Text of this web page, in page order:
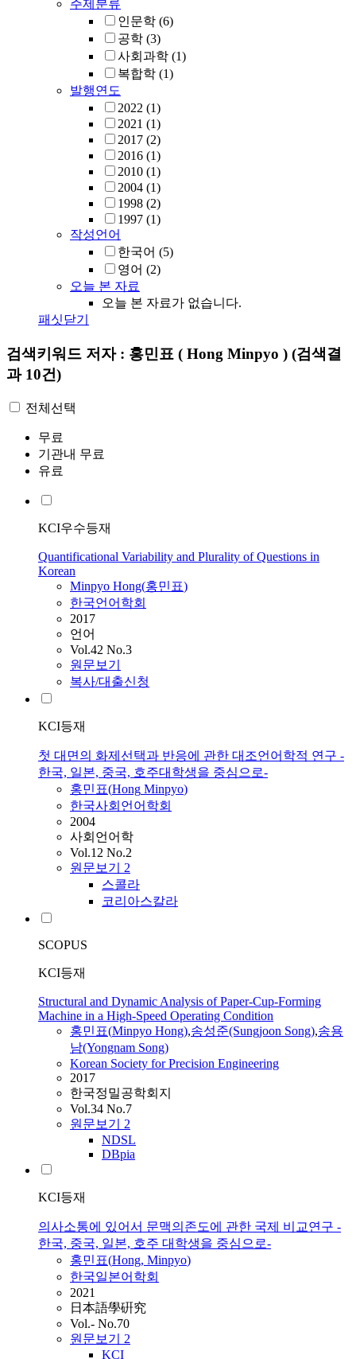
주제분류
인문학 (6)
공학 (3)
사회과학 (1)
복합학 (1)
발행연도
2022 (1)
2021 (1)
2017 (2)
2016 (1)
2010 (1)
2004 (1)
1998 (2)
1997 (1)
작성언어
한국어 (5)
영어 (2)
오늘 본 자료
오늘 본 자료가 없습니다.
패싯닫기
검색키워드 저자 : 홍민표 ( Hong Minpyo ) (검색결
과 10건)
전체선택
무료
기관내 무료
유료
KCI우수등재
Quantificational Variability and Plurality of Questions in
Korean
Minpyo Hong(홍민표)
한국언어학회
2017
언어
Vol.42 No.3
원문보기
복사/대출신청
KCI등재
첫 대면의 화제선택과 반응에 관한 대조언어학적 연구 -
한국, 일본, 중국, 호주대학생을 중심으로-
홍민표(Hong Minpyo)
한국사회언어학회
2004
사회언어학
Vol.12 No.2
원문보기 2
스콜라
코리아스칼라
SCOPUS
KCI등재
Structural and Dynamic Analysis of Paper-Cup-Forming
Machine in a High-Speed Operating Condition
홍민표(Minpyo Hong),송성준(Sungjoon Song),송용
남(Yongnam Song)
Korean Society for Precision Engineering
2017
한국정밀공학회지
Vol.34 No.7
원문보기 2
NDSL
DBpia
KCI등재
의사소통에 있어서 문맥의존도에 관한 국제 비교연구 -
한국, 중국, 일본, 호주 대학생을 중심으로-
홍민표(Hong, Minpyo)
한국일본어학회
2021
日本語學硏究
Vol.- No.70
원문보기 2
KCI